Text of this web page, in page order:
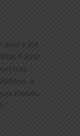
sobre los
Parrot
o
meses,